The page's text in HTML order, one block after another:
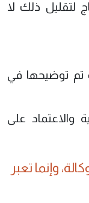
لتقليل ذلك لا
تم توضيحها في
والاعتماد على
وإنما تعبر